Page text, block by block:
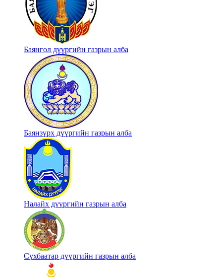
Баянгол дүүргийн газрын алба
Баянзүрх дүүргийн газрын алба
Налайх дүүргийн газрын алба
Сүхбаатар дүүргийн газрын алба